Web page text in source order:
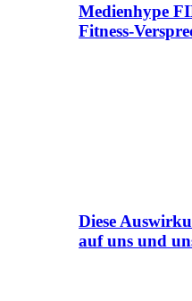
Medienhype
Fitness-
Diese
auf uns und